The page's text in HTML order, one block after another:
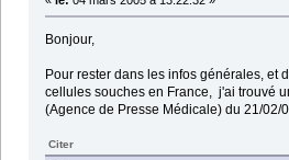
Bonjour,
Pour rester dans les infos générales, et
cellules souches en France, j'ai trouvé
(Agence de Presse Médicale) du 21/02/
Citer